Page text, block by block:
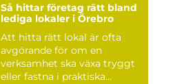
Så hittar företag rätt bland
lediga lokaler i Örebro
Att hitta rätt lokal är ofta
avgörande för om en
verksamhet ska växa tryggt
eller fastna i praktiska...